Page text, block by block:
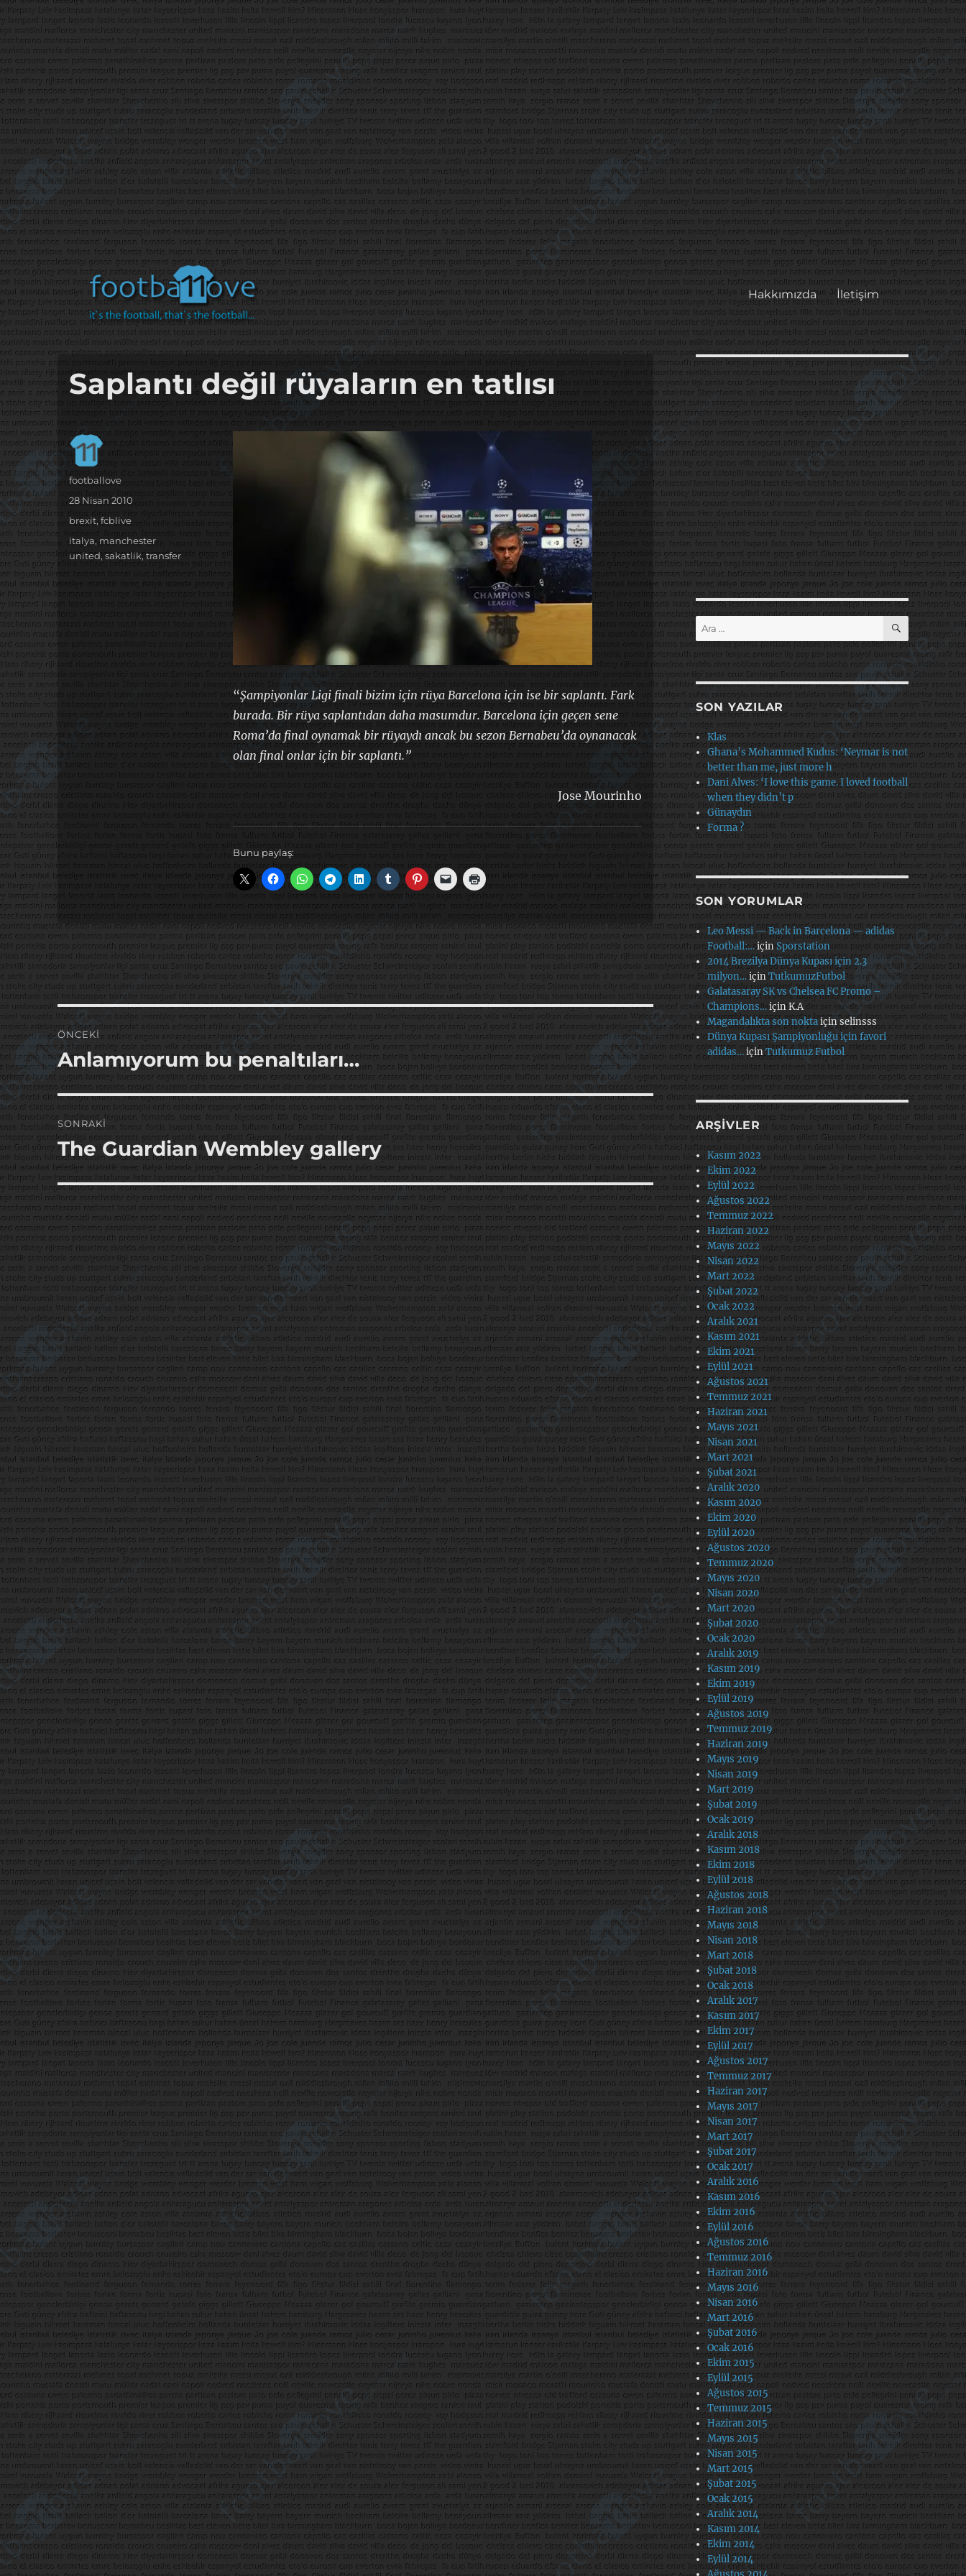
footbaLLove
it's the football, that's the football…
Hakkımızda İletişim
Saplantı değil rüyaların en tatlısı
“Şampiyonlar Ligi finali bizim için rüya Barcelona için ise bir saplantı. Fark
burada. Bir rüya saplantıdan daha masumdur. Barcelona için geçen sene
Roma’da final oynamak bir rüyaydı ancak bu sezon Bernabeu’da oynanacak
olan final onlar için bir saplantı.”
Jose Mourinho
Bunu paylaş:
Yazar
footballove
Yayın
tarihi
28 Nisan 2010
Kategoriler
brexit,fcblive
Etiketler
italya, manchester
united,sakatlik,transfer
Yazı
gezinmesi
ÖNCEKI
Önceki
yazı:
Anlamıyorum bu penaltıları…
SONRAKI
Sonraki
yazı:
The Guardian Wembley gallery
Ara: ARA
SON YAZILAR
Klas
Ghana’s Mohammed Kudus: ‘Neymar is not
better than me, just more h
Dani Alves: ‘I love this game. I loved football
when they didn’t p
Günaydın
Forma ?
SON YORUMLAR
Leo Messi — Back in Barcelona — adidas
Football:…içinSporstation
2014 Brezilya Dünya Kupası için 2.3
milyon…içinTutkumuzFutbol
Galatasaray SK vs Chelsea FC Promo –
Champions…içinK.A
Magandalıkta son noktaiçinselinsss
Dünya Kupası Şampiyonluğu için favori
adidas…içinTutkumuz Futbol
ARŞIVLER
Kasım 2022
Ekim 2022
Eylül 2022
Ağustos 2022
Temmuz 2022
Haziran 2022
Mayıs 2022
Nisan 2022
Mart 2022
Şubat 2022
Ocak 2022
Aralık 2021
Kasım 2021
Ekim 2021
Eylül 2021
Ağustos 2021
Temmuz 2021
Haziran 2021
Mayıs 2021
Nisan 2021
Mart 2021
Şubat 2021
Aralık 2020
Kasım 2020
Ekim 2020
Eylül 2020
Ağustos 2020
Temmuz 2020
Mayıs 2020
Nisan 2020
Mart 2020
Şubat 2020
Ocak 2020
Aralık 2019
Kasım 2019
Ekim 2019
Eylül 2019
Ağustos 2019
Temmuz 2019
Haziran 2019
Mayıs 2019
Nisan 2019
Mart 2019
Şubat 2019
Ocak 2019
Aralık 2018
Kasım 2018
Ekim 2018
Eylül 2018
Ağustos 2018
Haziran 2018
Mayıs 2018
Nisan 2018
Mart 2018
Şubat 2018
Ocak 2018
Aralık 2017
Kasım 2017
Ekim 2017
Eylül 2017
Ağustos 2017
Temmuz 2017
Haziran 2017
Mayıs 2017
Nisan 2017
Mart 2017
Şubat 2017
Ocak 2017
Aralık 2016
Kasım 2016
Ekim 2016
Eylül 2016
Ağustos 2016
Temmuz 2016
Haziran 2016
Mayıs 2016
Nisan 2016
Mart 2016
Şubat 2016
Ocak 2016
Ekim 2015
Eylül 2015
Ağustos 2015
Temmuz 2015
Haziran 2015
Mayıs 2015
Nisan 2015
Mart 2015
Şubat 2015
Ocak 2015
Aralık 2014
Kasım 2014
Ekim 2014
Eylül 2014